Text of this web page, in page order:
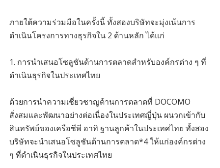
ภายใต้ความร่วมมือในครั้งนี้ ทั้งสองบริษัทจะมุ่งเน้นการ
ดำเนินโครงการทางธุรกิจใน 2 ด้านหลัก ได้แก่
1. การนำเสนอโซลูชันด้านการตลาดสำหรับองค์กรต่าง ๆ ที่
ดำเนินธุรกิจในประเทศไทย
ด้วยการนำความเชี่ยวชาญด้านการตลาดที่ DOCOMO
สั่งสมและพัฒนาอย่างต่อเนื่องในประเทศญี่ปุ่น ผนวกเข้ากับ
สินทรัพย์ของเครือซีพี อาทิ ฐานลูกค้าในประเทศไทย ทั้งสอง
บริษัทจะนำเสนอโซลูชันด้านการตลาด*4 ให้แก่องค์กรต่าง
ๆ ที่ดำเนินธุรกิจในประเทศไทย